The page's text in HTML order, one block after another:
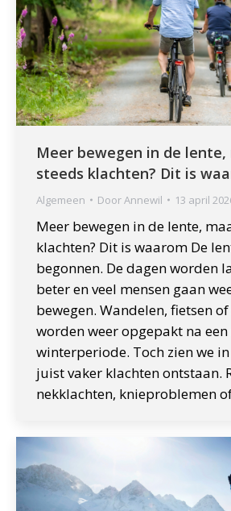
Meer bewegen in de lente,
steeds klachten? Dit is
Algemeen DoorAnnewil 13 april
Meer bewegen in de lente,
klachten? Dit is waarom De
begonnen. De dagen worden
beter en veel mensen gaan
bewegen. Wandelen, fietsen
worden weer opgepakt na
winterperiode. Toch zien we
juist vaker klachten ontstaan.
nekklachten, knieproblemen